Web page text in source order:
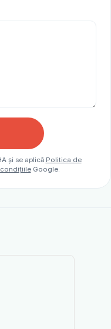
și se aplică Politica de
Google.